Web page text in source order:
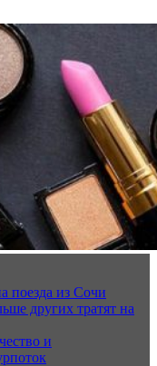
поезда из Сочи
других тратят на
и